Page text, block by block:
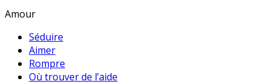
Amour
Séduire
Aimer
Rompre
Où trouver de l’aide